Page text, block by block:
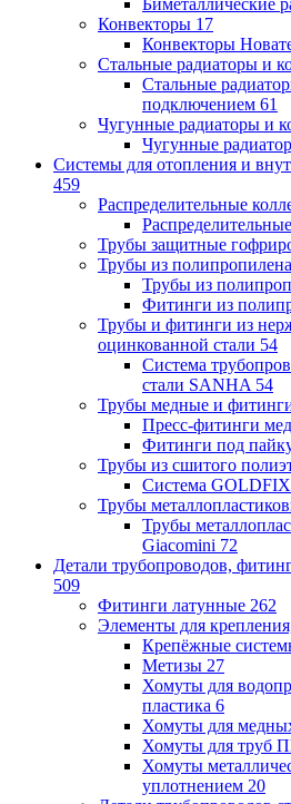
Конвекторы 17
Конвекторы
Стальные радиаторы и
Стальные
подключением 61
Чугунные радиаторы и
Чугунные
Системы для отопления и
459
Распределительные
Трубы защитные
Трубы из
Трубы из
Фитинги из
Трубы и фитинги из
оцинкованной стали 54
Система
стали SANHA 54
Трубы медные и
Пресс-фитинги
Фитинги под
Трубы из сшитого
Система GOLDFIX
Трубы
Трубы
Giacomini 72
Детали трубопроводов,
509
Фитинги латунные 262
Элементы для
Крепёжные
Метизы 27
Хомуты для
пластика 6
Хомуты для
Хомуты для труб
Хомуты
уплотнением 20